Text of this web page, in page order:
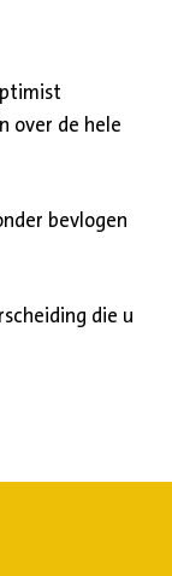
over de hele
bevlogen
die u